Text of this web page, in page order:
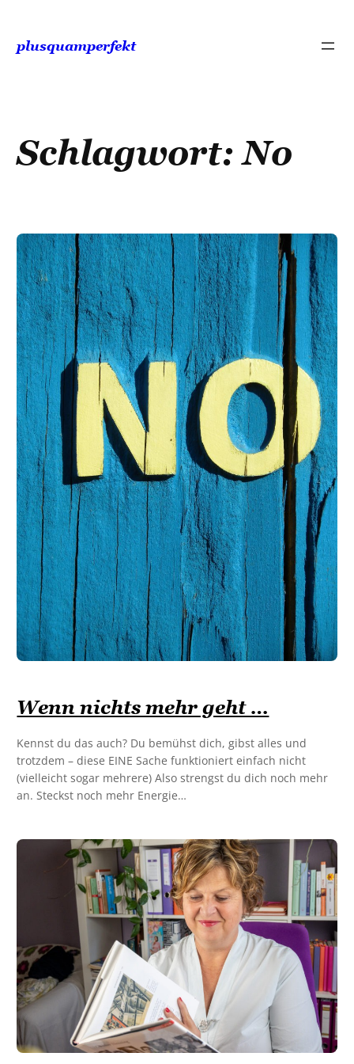
Inhalt
springen
plusquamperfekt
Schlagwort:No
Wenn nichts mehr geht …
Kennst du das auch? Du bemühst dich, gibst alles und
trotzdem – diese EINE Sache funktioniert einfach nicht
(vielleicht sogar mehrere) Also strengst du dich noch mehr
an. Steckst noch mehr Energie…